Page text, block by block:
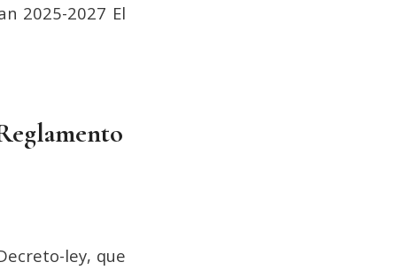
2025-2027 El
ley, que